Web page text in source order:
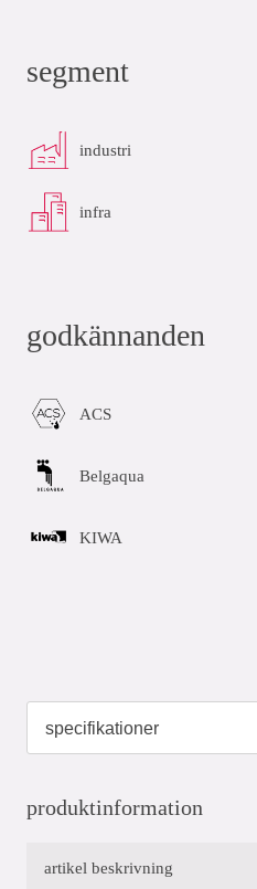
segment
industri
infra
godkännanden
ACS
Belgaqua
KIWA
produktinformation
artikel beskrivning